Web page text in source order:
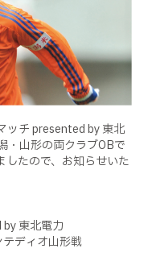
ッチ presented by 東北
・山形の両クラブOBで
したので、お知らせいた
東北電力
ディオ山形戦